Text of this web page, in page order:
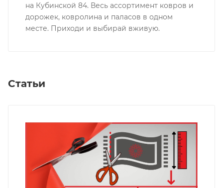
на Кубинской 84. Весь ассортимент ковров и
дорожек, ковролина и паласов в одном
месте. Приходи и выбирай вживую.
Статьи